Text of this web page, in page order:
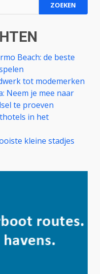
Beach: de beste
tot modemerken
Neem je mee naar
te proeven
in het
kleine stadjes